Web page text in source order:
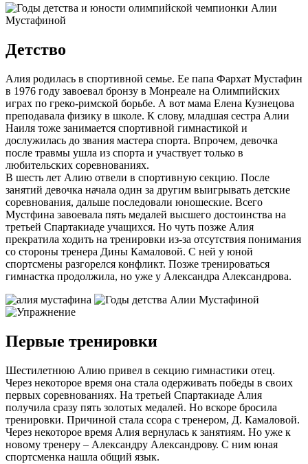
Детство
Алия родилась в спортивной семье. Ее папа Фархат Мустафин
в 1976 году завоевал бронзу в Монреале на Олимпийских
играх по греко-римской борьбе. А вот мама Елена Кузнецова
преподавала физику в школе. К слову, младшая сестра Алии
Наиля тоже занимается спортивной гимнастикой и
дослужилась до звания мастера спорта. Впрочем, девочка
после травмы ушла из спорта и участвует только в
любительских соревнованиях.
В шесть лет Алию отвели в спортивную секцию. После
занятий девочка начала один за другим выигрывать детские
соревнования, дальше последовали юношеские. Всего
Мустфина завоевала пять медалей высшего достоинства на
третьей Спартакиаде учащихся. Но чуть позже Алия
прекратила ходить на тренировки из-за отсутствия понимания
со стороны тренера Дины Камаловой. С ней у юной
спортсмены разгорелся конфликт. Позже тренироваться
гимнастка продолжила, но уже у Александра Александрова.
Первые тренировки
Шестилетнюю Алию привел в секцию гимнастики отец.
Через некоторое время она стала одерживать победы в своих
первых соревнованиях. На третьей Спартакиаде Алия
получила сразу пять золотых медалей. Но вскоре бросила
тренировки. Причиной стала ссора с тренером, Д. Камаловой.
Через некоторое время Алия вернулась к занятиям. Но уже к
новому тренеру – Александру Александрову. С ним юная
спортсменка нашла общий язык.